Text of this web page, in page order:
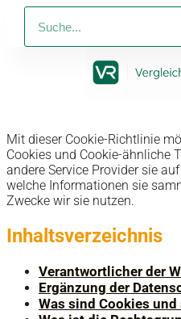
Mit dieser Cookie-Richtlinie
Cookies und Cookie-ähnliche
andere Service Provider sie
welche Informationen sie
Zwecke wir sie nutzen.
Inhaltsverzeichnis
Verantwortlicher der
Ergänzung der
Was sind Cookies